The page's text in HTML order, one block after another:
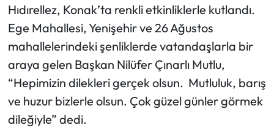
Hıdırellez, Konak’ta renkli etkinliklerle kutlandı.
Ege Mahallesi, Yenişehir ve 26 Ağustos
mahallelerindeki şenliklerde vatandaşlarla bir
araya gelen Başkan Nilüfer Çınarlı Mutlu,
“Hepimizin dilekleri gerçek olsun. Mutluluk, barış
ve huzur bizlerle olsun. Çok güzel günler görmek
dileğiyle” dedi.